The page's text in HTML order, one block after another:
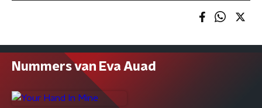
Nummers van Eva Auad